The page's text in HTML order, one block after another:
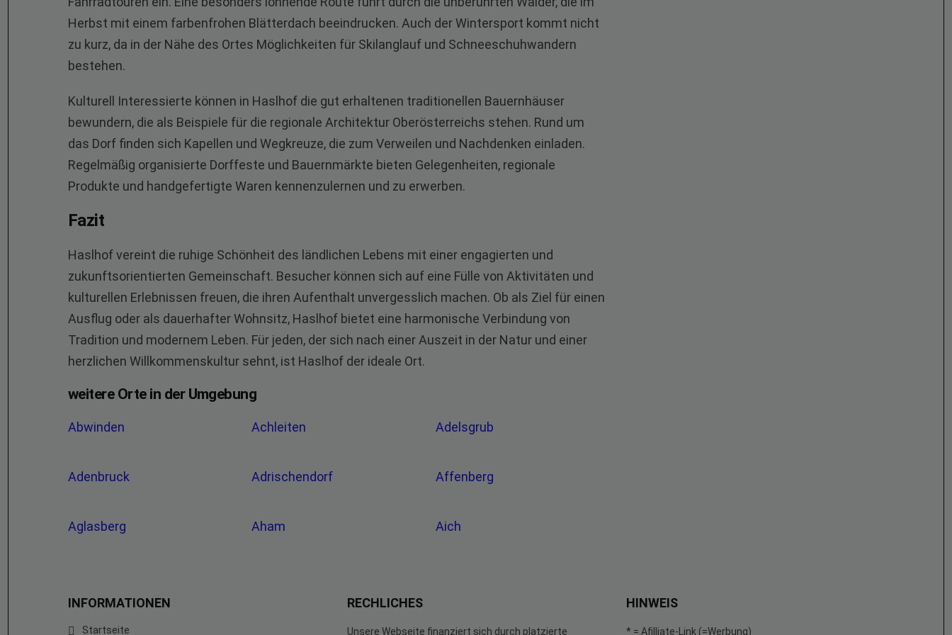
Herbst mit einem farbenfrohen Blätterdach beeindrucken. Auch der Wintersport kommt nicht
zu kurz, da in der Nähe des Ortes Möglichkeiten für Skilanglauf und Schneeschuhwandern
bestehen.
Kulturell Interessierte können in Haslhof die gut erhaltenen traditionellen Bauernhäuser
bewundern, die als Beispiele für die regionale Architektur Oberösterreichs stehen. Rund um
das Dorf finden sich Kapellen und Wegkreuze, die zum Verweilen und Nachdenken einladen.
Regelmäßig organisierte Dorffeste und Bauernmärkte bieten Gelegenheiten, regionale
Produkte und handgefertigte Waren kennenzulernen und zu erwerben.
Fazit
Haslhof vereint die ruhige Schönheit des ländlichen Lebens mit einer engagierten und
zukunftsorientierten Gemeinschaft. Besucher können sich auf eine Fülle von Aktivitäten und
kulturellen Erlebnissen freuen, die ihren Aufenthalt unvergesslich machen. Ob als Ziel für einen
Ausflug oder als dauerhafter Wohnsitz, Haslhof bietet eine harmonische Verbindung von
Tradition und modernem Leben. Für jeden, der sich nach einer Auszeit in der Natur und einer
herzlichen Willkommenskultur sehnt, ist Haslhof der ideale Ort.
weitere Orte in der Umgebung
Abwinden Achleiten Adelsgrub
Adenbruck Adrischendorf Affenberg
Aglasberg Aham Aich
INFORMATIONEN
Startseite
RECHLICHES
Unsere Webseite finanziert sich durch platzierte
HINWEIS
* = Afilliate-Link (=Werbung)